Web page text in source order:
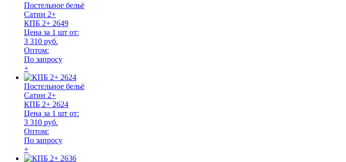
Постельное бельё
Сатин 2+
КПБ 2+ 2649
Цена за 1 шт от:
3 310 руб.
Оптом:
По запросу
+
Постельное бельё
Сатин 2+
КПБ 2+ 2624
Цена за 1 шт от:
3 310 руб.
Оптом:
По запросу
+